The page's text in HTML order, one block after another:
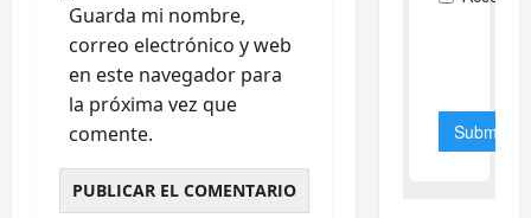
Guarda mi nombre,
correo electrónico y web
en este navegador para
la próxima vez que
comente.